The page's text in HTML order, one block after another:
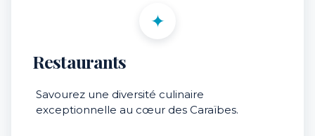
✦
Restaurants
Savourez une diversité culinaire
exceptionnelle au cœur des Caraïbes.